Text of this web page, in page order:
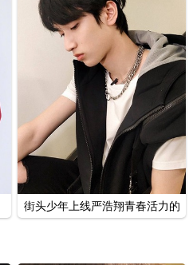
街头少年上线严浩翔青春活力的